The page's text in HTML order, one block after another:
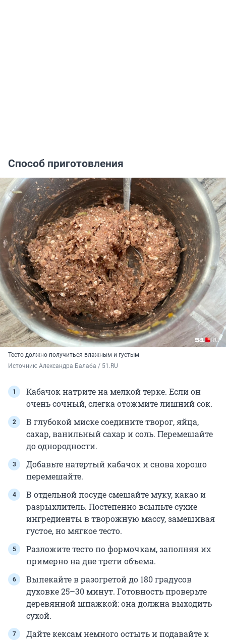
Способ приготовления
Тесто должно получиться влажным и густым
Источник: Александра Балаба / 51.RU
Кабачок натрите на мелкой терке. Если он
очень сочный, слегка отожмите лишний сок.
В глубокой миске соедините творог, яйца,
сахар, ванильный сахар и соль. Перемешайте
до однородности.
Добавьте натертый кабачок и снова хорошо
перемешайте.
В отдельной посуде смешайте муку, какао и
разрыхлитель. Постепенно всыпьте сухие
ингредиенты в творожную массу, замешивая
густое, но мягкое тесто.
Разложите тесто по формочкам, заполняя их
примерно на две трети объема.
Выпекайте в разогретой до 180 градусов
духовке 25–30 минут. Готовность проверьте
деревянной шпажкой: она должна выходить
сухой.
Дайте кексам немного остыть и подавайте к